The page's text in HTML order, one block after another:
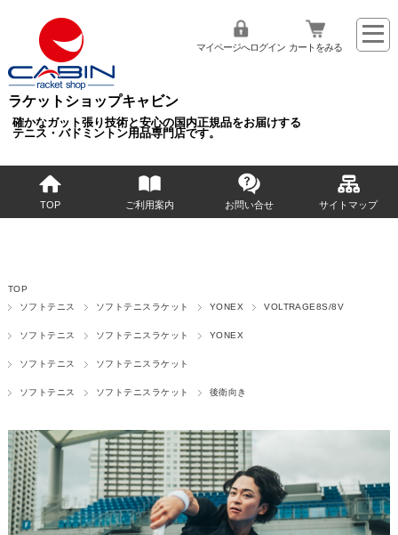
ラケットショップキャビン
確かなガット張り技術と安心の国内正規品をお届けする
テニス・バドミントン用品専門店です。
マイページへログイン カートをみる
TOP ご利用案内 お問い合せ サイトマップ
TOP
ソフトテニス
ソフトテニスラケット YONEX VOLTRAGE8S/8V
ソフトテニス ソフトテニスラケット YONEX
ソフトテニス ソフトテニスラケット
ソフトテニス ソフトテニスラケット 後衛向き